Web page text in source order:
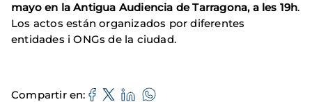
mayo en la Antigua Audiencia de Tarragona, a les 19h.
Los actos están organizados por diferentes
entidades i ONGs de la ciudad.
Compartir en